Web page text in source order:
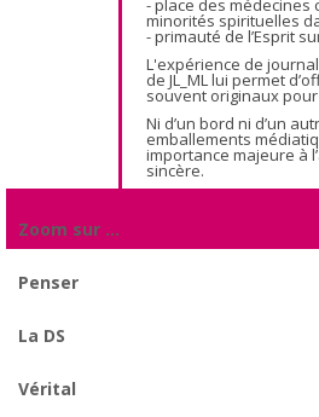
- place des médecines
minorités spirituelles
- primauté de l’Esprit
L'expérience de
de JL_ML lui permet
souvent originaux
Ni d’un bord ni d’un
emballements
importance majeure à
sincère.
Zoom sur …
Penser
La DS
Vérital